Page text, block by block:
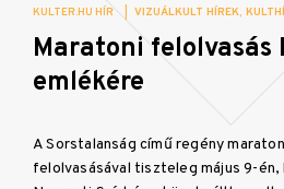
KULTER.HU HÍR VIZUÁLKULT HÍREK
Maratoni felolvasás
emlékére
A Sorstalanság című regény
felolvasásával tiszteleg május 9-